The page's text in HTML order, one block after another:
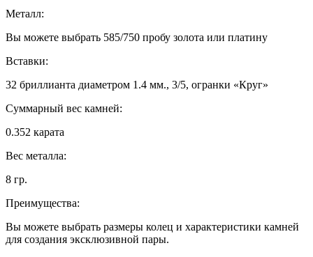
Металл:
Вы можете выбрать 585/750 пробу золота или платину
Вставки:
32 бриллианта диаметром 1.4 мм., 3/5, огранки «Круг»
Суммарный вес камней:
0.352 карата
Вес металла:
8 гр.
Преимущества:
Вы можете выбрать размеры колец и характеристики камней
для создания эксклюзивной пары.